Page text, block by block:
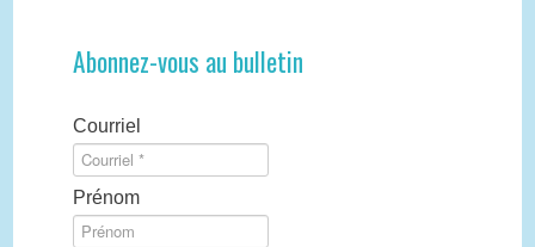
Abonnez-vous au bulletin
Courriel
Prénom